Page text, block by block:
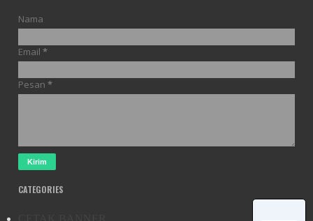
Nama
Email *
Pesan *
CATEGORIES